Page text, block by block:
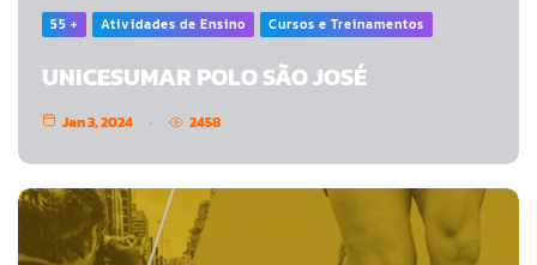
55 + Atividades de Ensino Cursos e Treinamentos
UNICESUMAR POLO SÃO JOSÉ
Jan 3, 2024 2458